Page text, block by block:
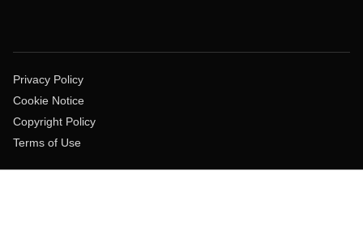
Privacy Policy
Cookie Notice
Copyright Policy
Terms of Use